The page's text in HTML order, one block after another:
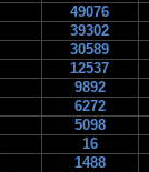
49076
39302
30589
12537
9892
6272
5098
16
1488